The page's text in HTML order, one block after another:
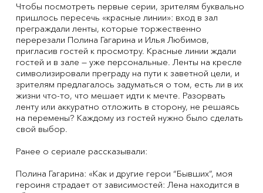
Чтобы посмотреть первые серии, зрителям буквально
пришлось пересечь «красные линии»: вход в зал
преграждали ленты, которые торжественно
перерезали Полина Гагарина и Илья Любимов,
пригласив гостей к просмотру. Красные линии ждали
гостей и в зале — уже персональные. Ленты на кресле
символизировали преграду на пути к заветной цели, и
зрителям предлагалось задуматься о том, есть ли в их
жизни что-то, что мешает идти к мечте. Разорвать
ленту или аккуратно отложить в сторону, не решаясь
на перемены? Каждому из гостей нужно было сделать
свой выбор.
Ранее о сериале рассказывали:
Полина Гагарина: «Как и другие герои “Бывших”, моя
героиня страдает от зависимостей: Лена находится в